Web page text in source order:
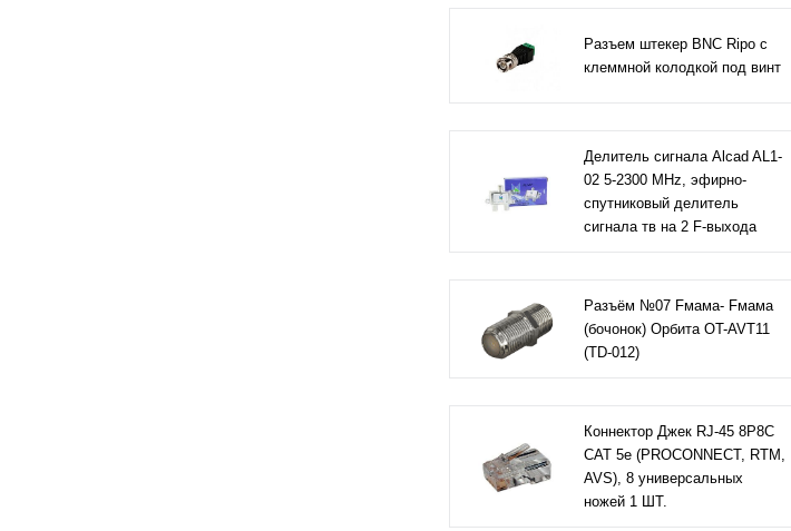
Разъем штекер BNC Ripo с
клеммной колодкой под винт
Делитель сигнала Alcad AL1-
02 5-2300 MHz, эфирно-
спутниковый делитель
сигнала тв на 2 F-выхода
Разъём №07 Fмама- Fмама
(бочонок) Орбита OT-AVT11
(TD-012)
Коннектор Джек RJ-45 8P8C
CAT 5e (PROCONNECT, RTM,
AVS), 8 универсальных
ножей 1 ШТ.